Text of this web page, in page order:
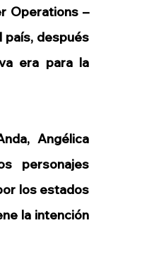
Operations –
país, después
era para la
Angélica
personajes
los estados
la intención